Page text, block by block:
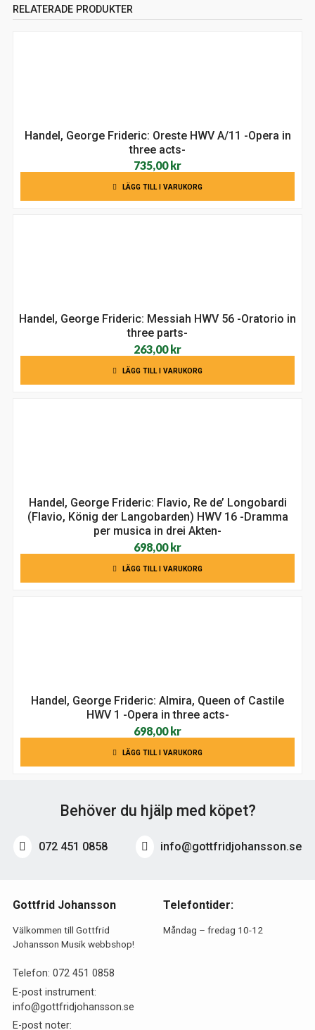
RELATERADE PRODUKTER
Handel, George Frideric: Oreste HWV A/11 -Opera in
three acts-
735,00 kr
LÄGG TILL I VARUKORG
Handel, George Frideric: Messiah HWV 56 -Oratorio in
three parts-
263,00 kr
LÄGG TILL I VARUKORG
Handel, George Frideric: Flavio, Re de’ Longobardi
(Flavio, König der Langobarden) HWV 16 -Dramma
per musica in drei Akten-
698,00kr
LÄGG TILL I VARUKORG
Handel, George Frideric: Almira, Queen of Castile
HWV 1 -Opera in three acts-
698,00kr
LÄGG TILL I VARUKORG
Behöver du hjälp med köpet?
072 451 0858 info@gottfridjohansson.se
Gottfrid Johansson
Välkommen till Gottfrid
Johansson Musik webbshop!
Telefon: 072 451 0858
E-post instrument:
info@gottfridjohansson.se
E-post noter:
Telefontider:
Måndag – fredag 10-12